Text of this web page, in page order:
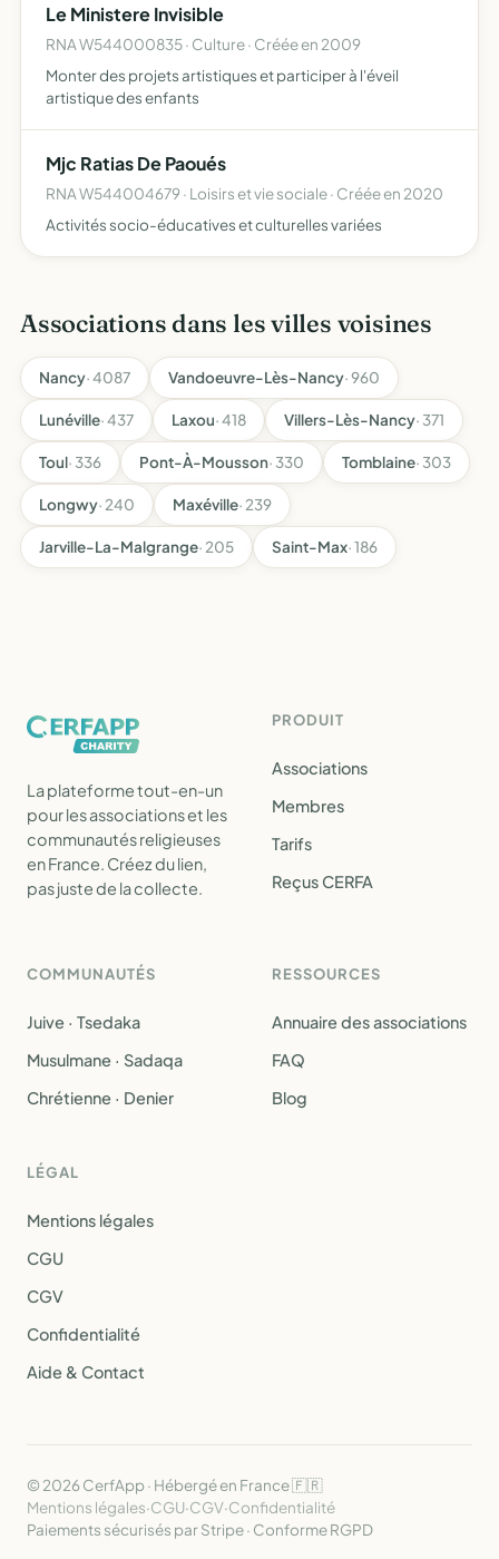
l'accompagnement des pers…
Le Ministere Invisible
RNA W544000835 · Culture · Créée en 2009
Monter des projets artistiques et participer à l'éveil
artistique des enfants
Mjc Ratias De Paoués
RNA W544004679 · Loisirs et vie sociale · Créée en 2020
Activités socio-éducatives et culturelles variées
Associations dans les villes voisines
Nancy· 4087 Vandoeuvre-Lès-Nancy· 960
Lunéville· 437 Laxou· 418 Villers-Lès-Nancy· 371
Toul· 336 Pont-À-Mousson· 330 Tomblaine· 303
Longwy· 240 Maxéville· 239
Jarville-La-Malgrange· 205 Saint-Max· 186
La plateforme tout-en-un
pour les associations et les
communautés religieuses
en France. Créez du lien,
pas juste de la collecte.
PRODUIT
Associations
Membres
Tarifs
Reçus CERFA
COMMUNAUTÉS
Juive · Tsedaka
Musulmane · Sadaqa
Chrétienne · Denier
RESSOURCES
Annuaire des associations
FAQ
Blog
LÉGAL
Mentions légales
CGU
CGV
Confidentialité
Aide & Contact
© 2026 CerfApp · Hébergé en France 🇫🇷
Mentions légales·CGU·CGV·Confidentialité
Paiements sécurisés par Stripe · Conforme RGPD